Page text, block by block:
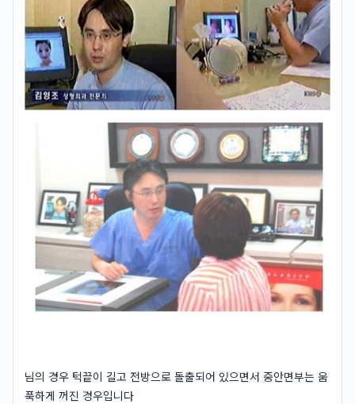
님의 경우 턱끝이 길고 전방으로 돌출되어 있으면서 중안면부는 움
푹하게 꺼진 경우입니다